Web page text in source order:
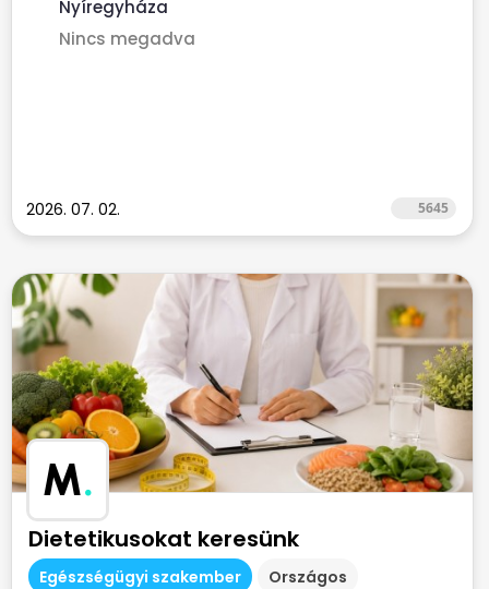
Nyíregyháza
Nincs megadva
2026. 07. 02. 5645
M.
Dietetikusokat keresünk
Egészségügyi szakember Országos